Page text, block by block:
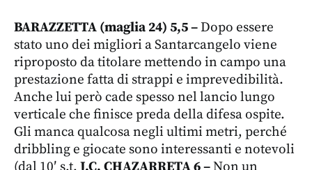
BARAZZETTA (maglia 24) 5,5 –Dopo essere
stato uno dei migliori a Santarcangelo viene
riproposto da titolare mettendo in campo una
prestazione fatta di strappi e imprevedibilità.
Anche lui però cade spesso nel lancio lungo
verticale che finisce preda della difesa ospite.
Gli manca qualcosa negli ultimi metri, perché
dribbling e giocate sono interessanti e notevoli